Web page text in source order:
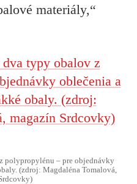
materiály,“
polypropylénu – pre objednávky
(zdroj: Magdaléna Tomalová,